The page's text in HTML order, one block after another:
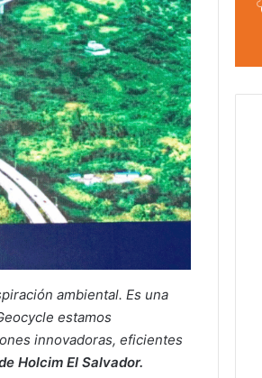
ambiental. Es una
estamos
innovadoras, eficientes
Holcim El Salvador.